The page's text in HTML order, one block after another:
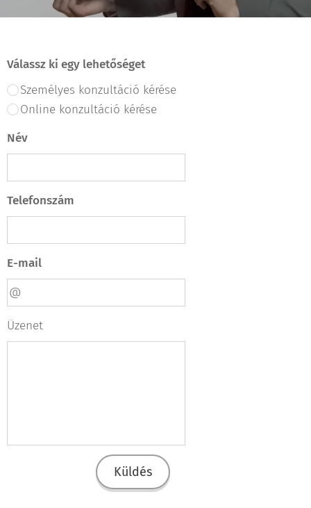
Válassz ki egy lehetőséget
Személyes konzultáció kérése
Online konzultáció kérése
Név
Telefonszám
E-mail
Üzenet
Küldés